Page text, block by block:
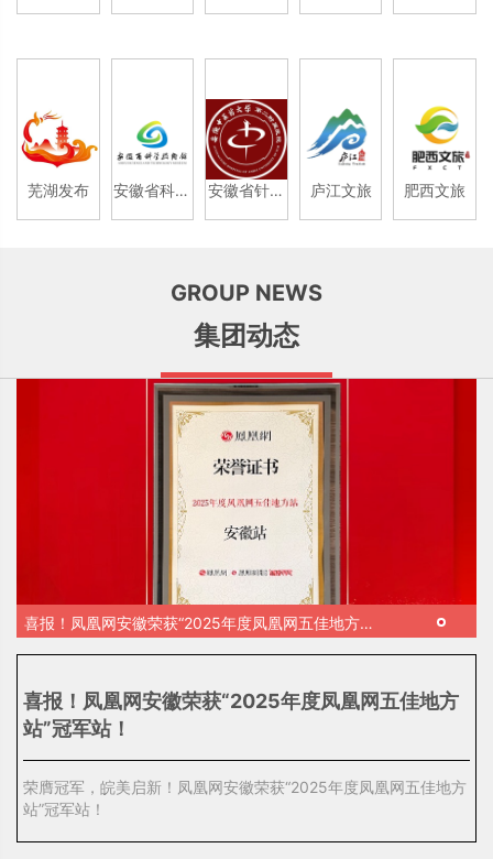
芜湖发布
安徽省科技
安徽省针灸
庐江文旅 肥西文旅
GROUP NEWS
集团动态
喜报！凤凰网安徽荣获“2025年度凤凰网五佳地方
喜报！凤凰网安徽荣获“2025年度凤凰网五佳地方
站”冠军站！
荣膺冠军，皖美启新！凤凰网安徽荣获“2025年度凤凰网五佳地方
站”冠军站！